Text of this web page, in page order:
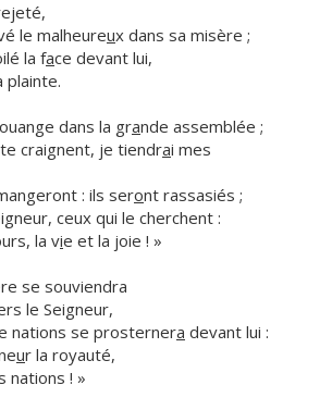
le malheureux dans sa misère ;
la face devant lui,
plainte.
dans la grande assemblée ;
craignent, je tiendrai mes
: ils seront rassasiés ;
ceux qui le cherchent :
la vie et la joie ! »
se souviendra
le Seigneur,
nations se prosternera devant lui :
ur la royauté,
nations ! »